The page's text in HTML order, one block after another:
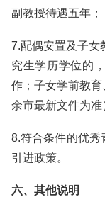
副教授待遇五年；
7.配偶安置及子女
究生学历学位的
作；子女学前教
余市最新文件为准
8.符合条件的优秀
引进政策。
六、其他说明